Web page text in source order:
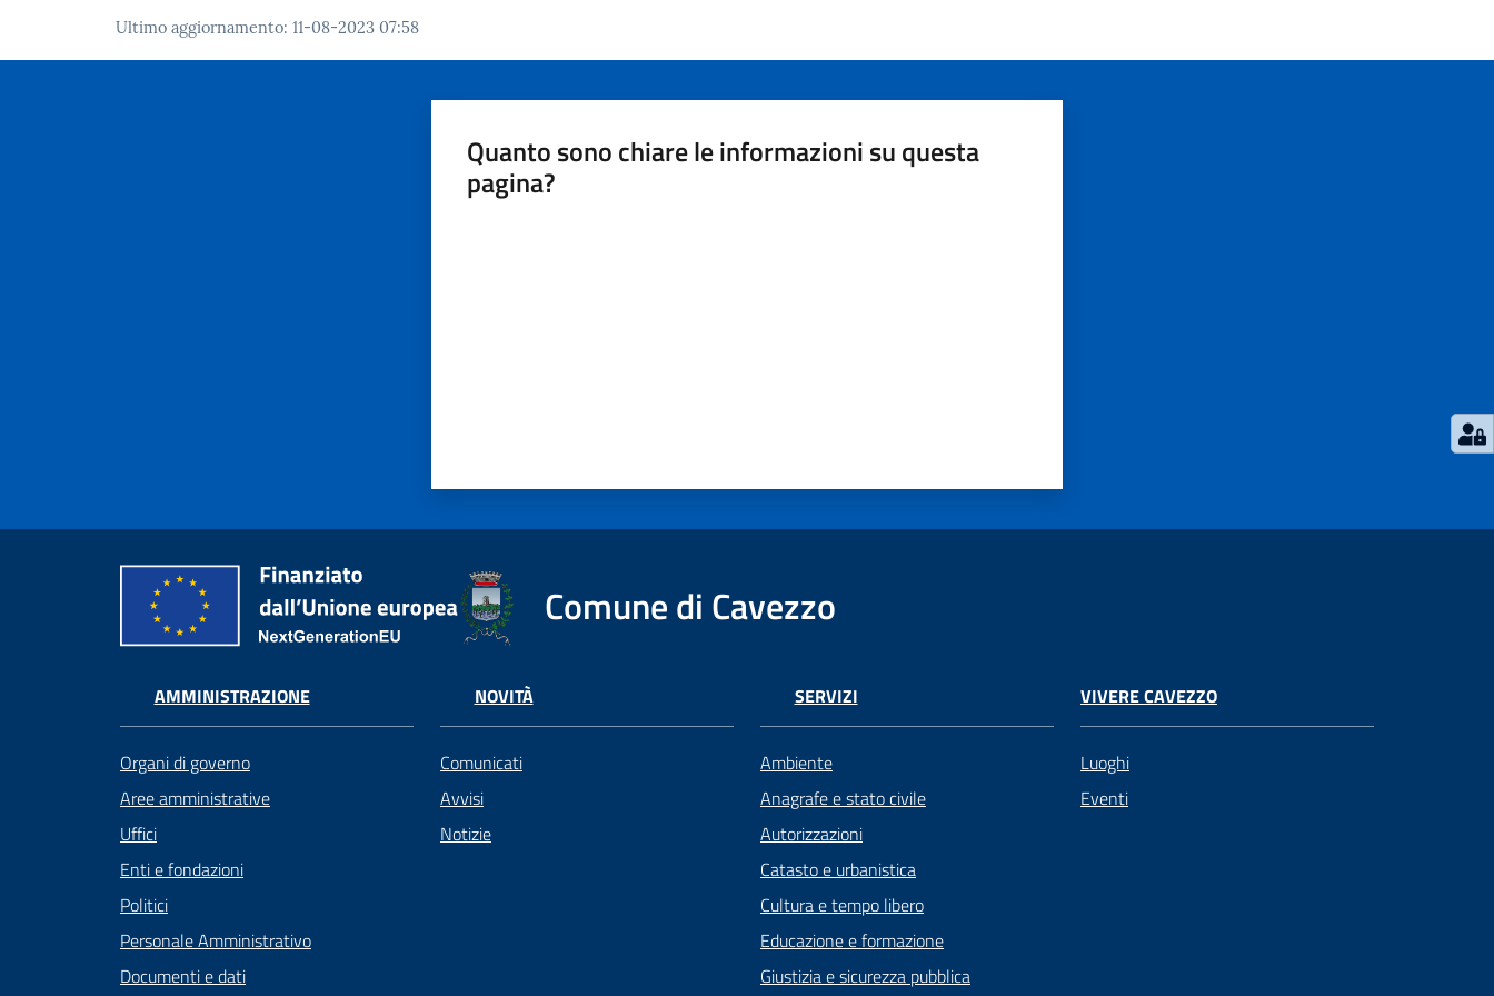
Ultimo aggiornamento: 11-08-2023 07:58
Quanto sono chiare le informazioni su questa
pagina?
Comune di Cavezzo
AMMINISTRAZIONE
Organi di governo
Aree amministrative
Uffici
Enti e fondazioni
Politici
Personale Amministrativo
Documenti e dati
NOVITÀ
Comunicati
Avvisi
Notizie
SERVIZI
Ambiente
Anagrafe e stato civile
Autorizzazioni
Catasto e urbanistica
Cultura e tempo libero
Educazione e formazione
Giustizia e sicurezza pubblica
VIVERE CAVEZZO
Luoghi
Eventi